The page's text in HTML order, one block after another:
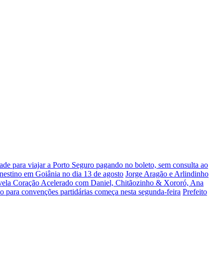
para viajar a Porto Seguro pagando no boleto, sem consulta ao
em Goiânia no dia 13 de agosto Jorge Aragão e Arlindinho
Coração Acelerado com Daniel, Chitãozinho & Xororó, Ana
para convenções partidárias começa nesta segunda-feira Prefeito